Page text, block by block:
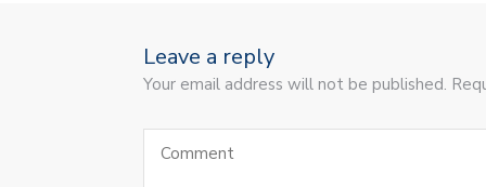
Leave a reply
Your email address will not be published.